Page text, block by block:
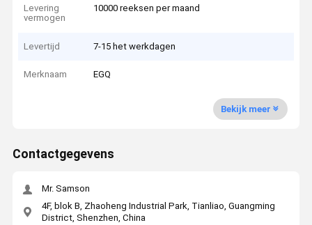
Levering
vermogen
10000 reeksen per maand
Levertijd 7-15 het werkdagen
Merknaam EGQ
Bekijk meer
Contactgegevens
Mr. Samson
4F, blok B, Zhaoheng Industrial Park, Tianliao, Guangming
District, Shenzhen, China